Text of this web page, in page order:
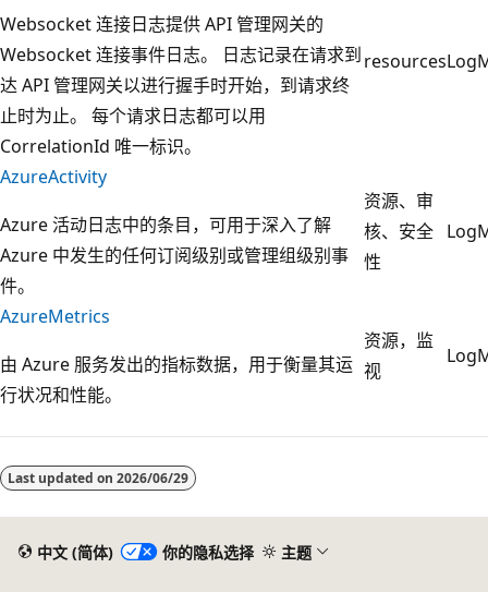
Websocket 连接日志提供 API 管理网关的
Websocket 连接事件日志。 日志记录在请求到
达 API 管理网关以进行握手时开始，到请求终
止时为止。 每个请求日志都可以用
CorrelationId 唯一标识。
resources
AzureActivity
Azure 活动日志中的条目，可用于深入了解
Azure 中发生的任何订阅级别或管理组级别事
件。
资源、审
核、安全
性
AzureMetrics
由 Azure 服务发出的指标数据，用于衡量其运
行状况和性能。
资源，监
视
模
式
Last updated on 2026/06/29
中文 (简体) 你的隐私选择 主题